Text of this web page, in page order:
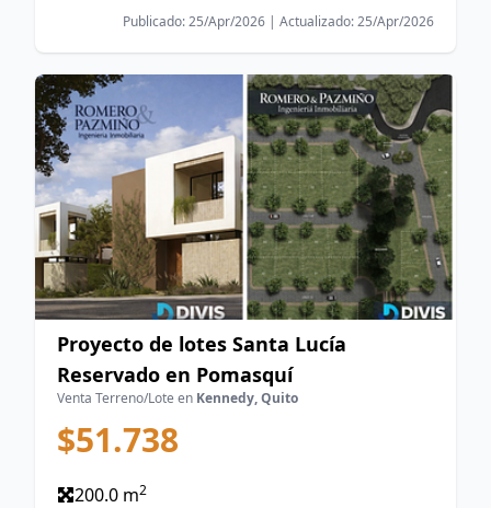
Publicado: 25/Apr/2026 | Actualizado: 25/Apr/2026
Proyecto de lotes Santa Lucía
Reservado en Pomasquí
Venta Terreno/Lote en Kennedy, Quito
$51.738
200.0 m2